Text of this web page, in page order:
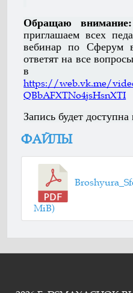
Обращаю
приглашаем всех
вебинар по
ответят на все
в
https://web.vk.me/
QBbAFXTNo4jsHsnXTI
Запись будет
ФАЙЛЫ
MiB)